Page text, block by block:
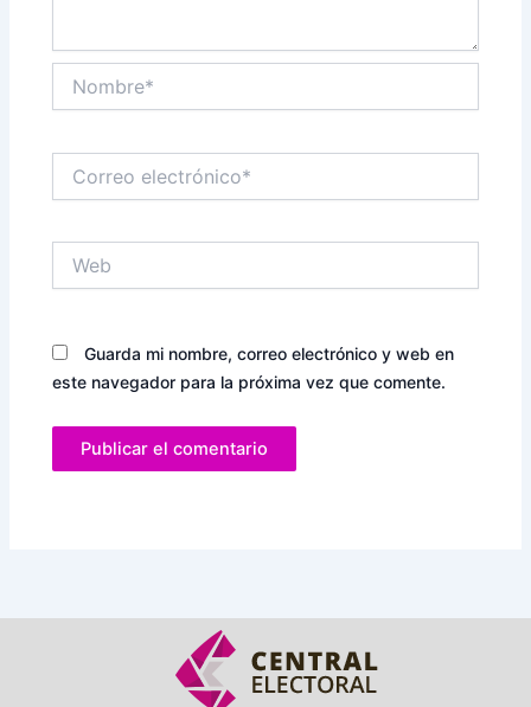
electrónico*
Guarda mi nombre, correo electrónico y web en
este navegador para la próxima vez que comente.